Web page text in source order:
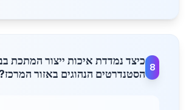
8
כיצד נמדדת איכות ייצור המתכת
הסטנדרטים הנהוגים באזור